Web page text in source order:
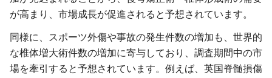
が高まり、市場成長が促進されると予想されています。
同様に、スポーツ外傷や事故の発生件数の増加も、世界的
な椎体増大術件数の増加に寄与しており、調査期間中の市
場を牽引すると予想されています。例えば、英国脊髄損傷